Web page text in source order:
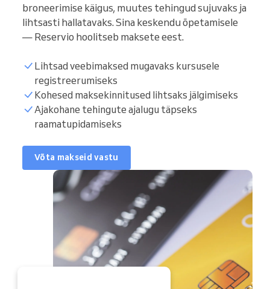
broneerimise käigus, muutes tehingud sujuvaks ja
lihtsasti hallatavaks. Sina keskendu õpetamisele
— Reservio hoolitseb maksete eest.
Lihtsad veebimaksed mugavaks kursusele
registreerumiseks
Kohesed maksekinnitused lihtsaks jälgimiseks
Ajakohane tehingute ajalugu täpseks
raamatupidamiseks
Võta makseid vastu